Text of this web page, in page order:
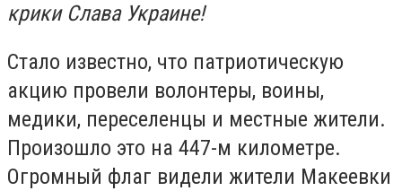
крики Слава Украине!
Стало известно, что патриотическую
акцию провели волонтеры, воины,
медики, переселенцы и местные жители.
Произошло это на 447-м километре.
Огромный флаг видели жители Макеевки